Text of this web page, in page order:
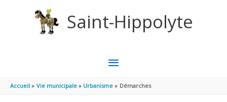
Saint-Hippolyte
MENU
PRINCIPAL
Accueil Vie municipale Urbanisme Démarches